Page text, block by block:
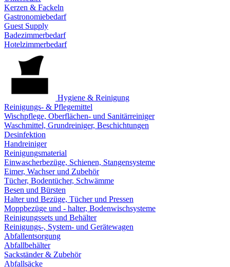
Kerzen & Fackeln
Gastronomiebedarf
Guest Supply
Badezimmerbedarf
Hotelzimmerbedarf
Hygiene & Reinigung
Reinigungs- & Pflegemittel
Wischpflege, Oberflächen- und Sanitärreiniger
Waschmittel, Grundreiniger, Beschichtungen
Desinfektion
Handreiniger
Reinigungsmaterial
Einwascherbezüge, Schienen, Stangensysteme
Eimer, Wachser und Zubehör
Tücher, Bodentücher, Schwämme
Besen und Bürsten
Halter und Bezüge, Tücher und Pressen
Moppbezüge und - halter, Bodenwischsysteme
Reinigungssets und Behälter
Reinigungs-, System- und Gerätewagen
Abfallentsorgung
Abfallbehälter
Sackständer & Zubehör
Abfallsäcke